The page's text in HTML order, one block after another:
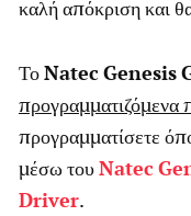
καλή απόκριση και
ΤοNatec Genesis
προγραμματιζόμενα
προγραμματίσετε
μέσω τουNatec
Driver.